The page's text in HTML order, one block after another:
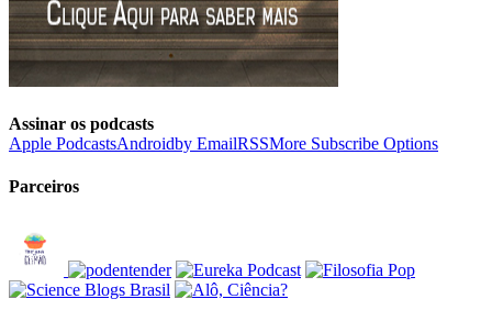
Assinar os podcasts
Apple PodcastsAndroidby EmailRSSMore Subscribe Options
Parceiros